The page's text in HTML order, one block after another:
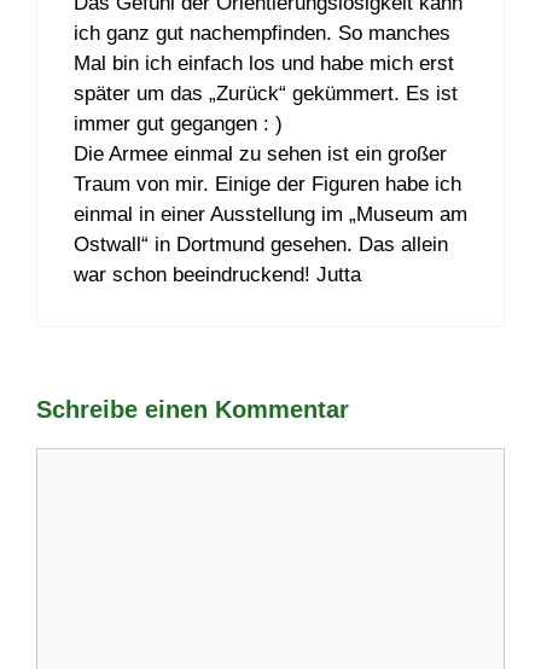
ich ganz gut nachempfinden. So manches
Mal bin ich einfach los und habe mich erst
später um das „Zurück“ gekümmert. Es ist
immer gut gegangen : )
Die Armee einmal zu sehen ist ein großer
Traum von mir. Einige der Figuren habe ich
einmal in einer Ausstellung im „Museum am
Ostwall“ in Dortmund gesehen. Das allein
war schon beeindruckend! Jutta
Schreibe einen Kommentar